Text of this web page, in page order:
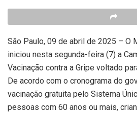
São Paulo, 09 de abril de 2025 – O
iniciou nesta segunda-feira (7) a
Vacinação contra a Gripe voltado
De acordo com o cronograma do
vacinação gratuita pelo Sistema
pessoas com 60 anos ou mais,